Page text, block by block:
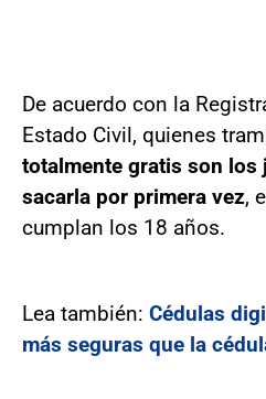
De acuerdo con la
Estado Civil, quienes
totalmente gratis son los
sacarla por primera vez,
cumplan los 18 años.
Lea también: Cédulas
más seguras que la